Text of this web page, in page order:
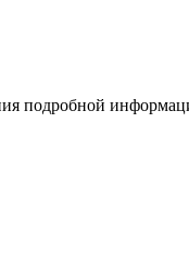
подробной